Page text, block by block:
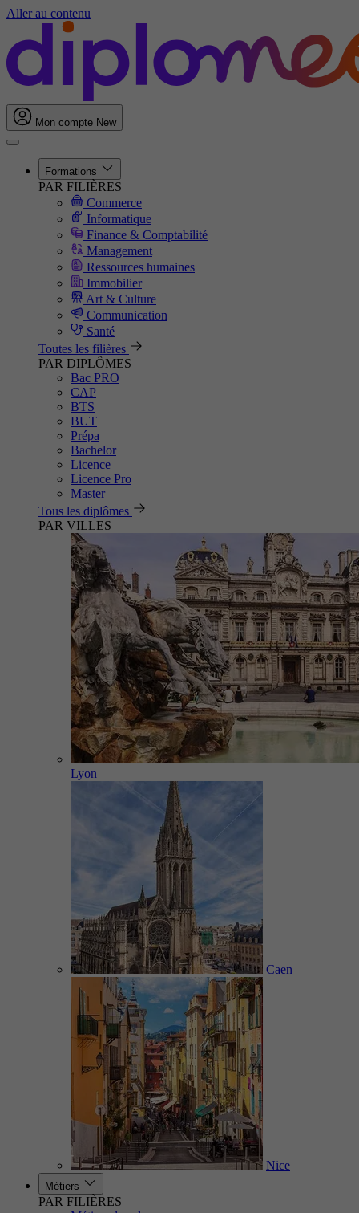
Aller au contenu
Mon compte New
Formations
PAR FILIÈRES
Commerce
Informatique
Finance & Comptabilité
Management
Ressources humaines
Immobilier
Art & Culture
Communication
Santé
Toutes les filières
PAR DIPLÔMES
Bac PRO
CAP
BTS
BUT
Prépa
Bachelor
Licence
Licence Pro
Master
Tous les diplômes
PAR VILLES
Lyon
Caen
Nice
Métiers
PAR FILIÈRES